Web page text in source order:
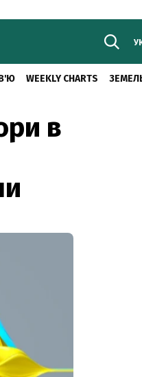
WEEKLY CHARTS
в